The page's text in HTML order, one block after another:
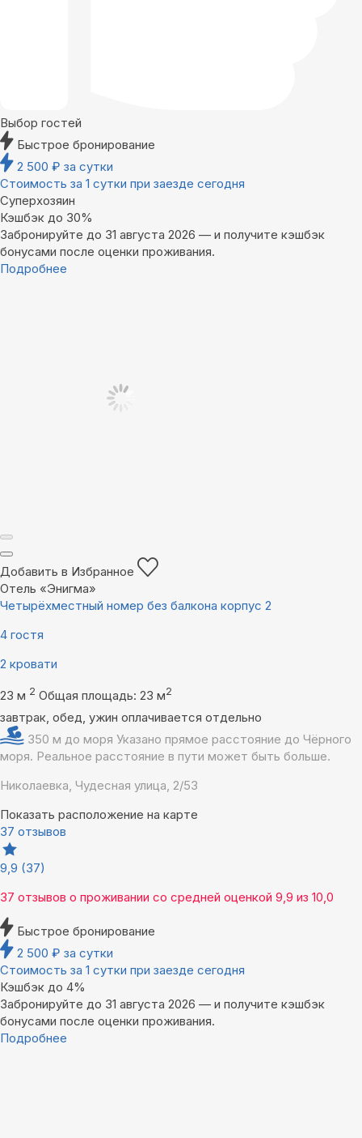
Выбор гостей
Быстрое бронирование
2 500 ₽ за сутки
Стоимость за 1 сутки при заезде сегодня
Суперхозяин
Кэшбэк до 30%
Забронируйте до 31 августа 2026 — и получите кэшбэк
бонусами после оценки проживания.
Подробнее
Добавить в Избранное
Отель «Энигма»
Четырёхместный номер без балкона корпус 2
4 гостя
2 кровати
23 м 2 Общая площадь: 23 м2
завтрак, обед, ужин оплачивается отдельно
350 м до моря Указано прямое расстояние до Чёрного
моря. Реальное расстояние в пути может быть больше.
Николаевка, Чудесная улица, 2/53
Показать расположение на карте
37 отзывов
9,9 (37)
37 отзывов о проживании со средней оценкой 9,9 из 10,0
Быстрое бронирование
2 500 ₽ за сутки
Стоимость за 1 сутки при заезде сегодня
Кэшбэк до 4%
Забронируйте до 31 августа 2026 — и получите кэшбэк
бонусами после оценки проживания.
Подробнее